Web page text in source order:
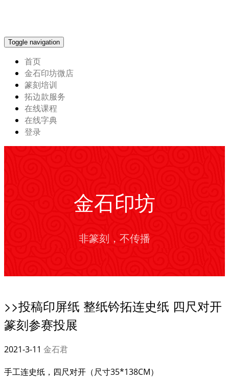
Toggle navigation
首页
金石印坊微店
篆刻培训
拓边款服务
在线课程
在线字典
登录
金石印坊
非篆刻，不传播
>>投稿印屏纸 整纸钤拓连史纸 四尺对开
篆刻参赛投展
2021-3-11 金石君
手工连史纸，四尺对开（尺寸35*138CM）